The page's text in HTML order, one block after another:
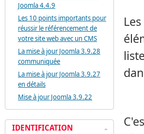
Joomla 4.4.9
Les 10 points importants pour
réussir le référencement de
votre site web avec un CMS
La mise à jour Joomla 3.9.28
communiquée
La mise à jour Joomla 3.9.27
en détails
Mise à jour Joomla 3.9.22
IDENTIFICATION